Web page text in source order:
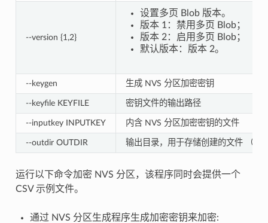
--version {1,2}
设置多页 Blob 版本。
版本 1：禁用多页 Blob；
版本 2：启用多页 Blob；
默认版本：版本 2。
--keygen 生成 NVS 分区加密密钥
--keyfile KEYFILE 密钥文件的输出路径
--inputkey INPUTKEY 内含 NVS 分区加密密钥的文件
--outdir OUTDIR 输出目录，用于存储创建的文件 （默
运行以下命令加密 NVS 分区，该程序同时会提供一个
CSV 示例文件。
通过 NVS 分区生成程序生成加密密钥来加密: